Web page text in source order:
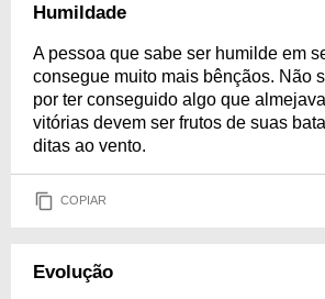
Humildade
A pessoa que sabe ser humilde em
consegue muito mais bênçãos. Não
por ter conseguido algo que
vitórias devem ser frutos de suas
ditas ao vento.
COPIAR
Evolução